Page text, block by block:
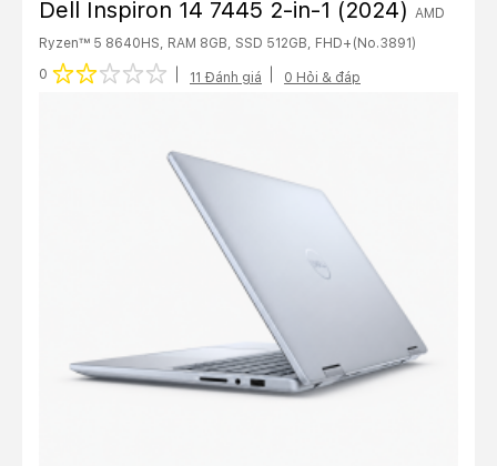
Dell Inspiron 14 7445 2-in-1 (2024) AMD
Ryzen™ 5 8640HS, RAM 8GB, SSD 512GB, FHD+ (No.3891)
0
5 stars
4 stars
3 stars
2 stars
1 star 11 Đánh giá 0 Hỏi & đáp